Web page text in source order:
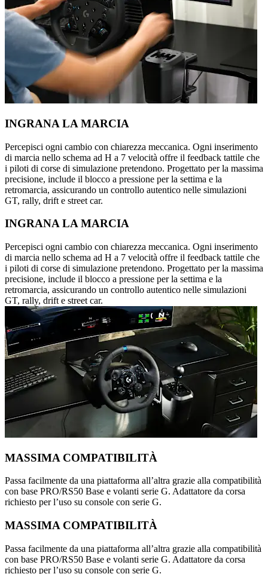
INGRANA LA MARCIA
Percepisci ogni cambio con chiarezza meccanica. Ogni inserimento
di marcia nello schema ad H a 7 velocità offre il feedback tattile che
i piloti di corse di simulazione pretendono. Progettato per la massima
precisione, include il blocco a pressione per la settima e la
retromarcia, assicurando un controllo autentico nelle simulazioni
GT, rally, drift e street car.
INGRANA LA MARCIA
Percepisci ogni cambio con chiarezza meccanica. Ogni inserimento
di marcia nello schema ad H a 7 velocità offre il feedback tattile che
i piloti di corse di simulazione pretendono. Progettato per la massima
precisione, include il blocco a pressione per la settima e la
retromarcia, assicurando un controllo autentico nelle simulazioni
GT, rally, drift e street car.
MASSIMA COMPATIBILITÀ
Passa facilmente da una piattaforma all’altra grazie alla compatibilità
con base PRO/RS50 Base e volanti serie G. Adattatore da corsa
richiesto per l’uso su console con serie G.
MASSIMA COMPATIBILITÀ
Passa facilmente da una piattaforma all’altra grazie alla compatibilità
con base PRO/RS50 Base e volanti serie G. Adattatore da corsa
richiesto per l’uso su console con serie G.